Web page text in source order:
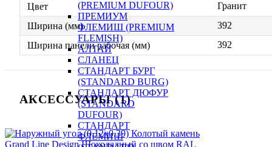
(PREMIUM DUFOUR)
ПРЕМИУМ
ФЛЕМИШ (PREMIUM
FLEMISH)
АЛТАЙ
СЛАНЕЦ
СТАНДАРТ БУРГ
(STANDARD BURG)
СТАНДАРТ ДЮФУР
(STANDARD
DUFOUR)
СТАНДАРТ
ФЛЕМИШ
Цвет
Гранит
Ширина (мм)
392
Ширина панели рабочая (мм)
392
АКСЕССУАРЫ (1)